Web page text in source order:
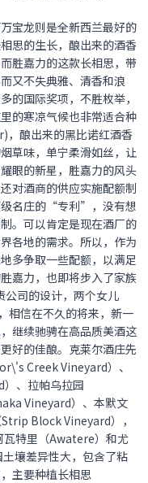
宝龙则是全新西兰最好的
思的生长，酿出来的酒香
胜嘉力的这款长相思，带
又不失典雅、清香和浪
的国际奖项，不胜枚举，
的寒凉气候也非常适合种
酿出来的黑比诺红酒香
草味，单宁柔滑如丝，让
眼的新星，胜嘉力的风头
对酒商的供应实施配额制
级名庄的“专利”，没有想
。可以肯定是现在酒厂的
各地的需求。所以，作为
多争取一些配额，以满足
嘉力，也即将步入了家族
司的设计，两个女儿
相信在不久的将来，新一
继续驰骋在高品质美酒这
好的佳酿。克莱尔酒庄先
Creek Vineyard）、
、拉帕乌拉园
Vineyard）、本默文
Block Vineyard），
瓦特里（Awatere）和尤
壤差异性大，包含了粘
主要种植长相思